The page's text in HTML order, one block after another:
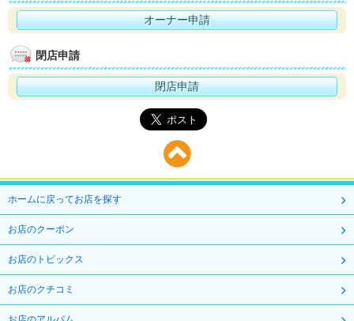
オーナー申請
閉店申請
閉店申請
ホームに戻ってお店を探す
お店のクーポン
お店のトピックス
お店のクチコミ